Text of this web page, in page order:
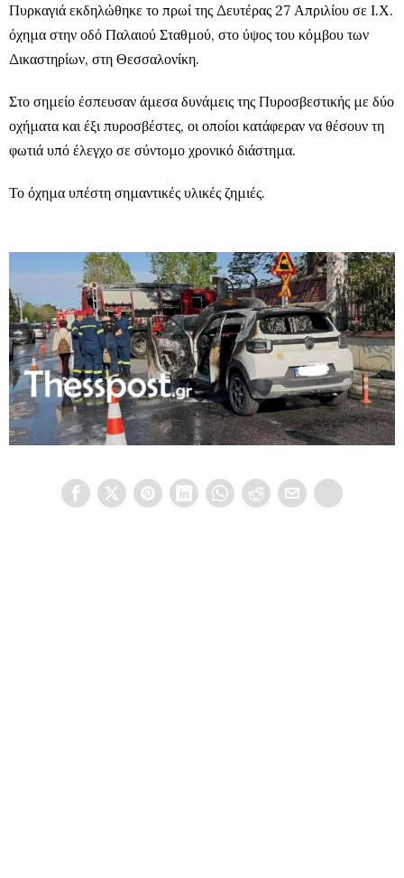
Πυρκαγιά εκδηλώθηκε το πρωί της Δευτέρας 27 Απριλίου σε Ι.Χ.
όχημα στην οδό Παλαιού Σταθμού, στο ύψος του κόμβου των
Δικαστηρίων, στη Θεσσαλονίκη.
Στο σημείο έσπευσαν άμεσα δυνάμεις της Πυροσβεστικής με δύο
οχήματα και έξι πυροσβέστες, οι οποίοι κατάφεραν να θέσουν τη
φωτιά υπό έλεγχο σε σύντομο χρονικό διάστημα.
Το όχημα υπέστη σημαντικές υλικές ζημιές.